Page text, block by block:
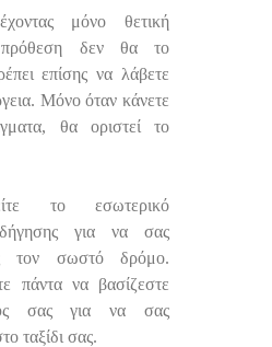
μόνο θετική
πρόθεση δεν θα το
επίσης να λάβετε
Μόνο όταν κάνετε
θα οριστεί το
το εσωτερικό
για να σας
τον σωστό δρόμο.
πάντα να βασίζεστε
σας για να σας
ταξίδι σας.